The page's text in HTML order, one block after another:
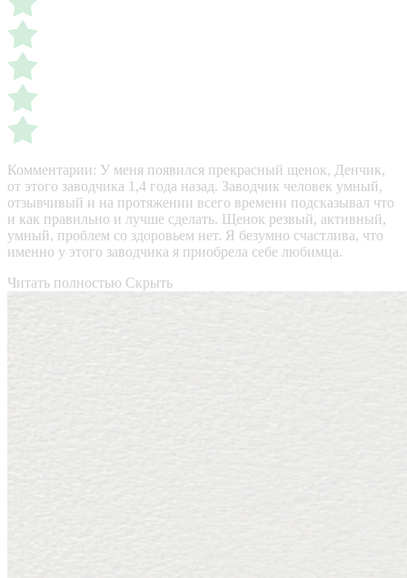
Комментарии: У меня появился прекрасный щенок, Денчик,
от этого заводчика 1,4 года назад. Заводчик человек умный,
отзывчивый и на протяжении всего времени подсказывал что
и как правильно и лучше сделать. Щенок резвый, активный,
умный, проблем со здоровьем нет. Я безумно счастлива, что
именно у этого заводчика я приобрела себе любимца.
Читать полностью Скрыть